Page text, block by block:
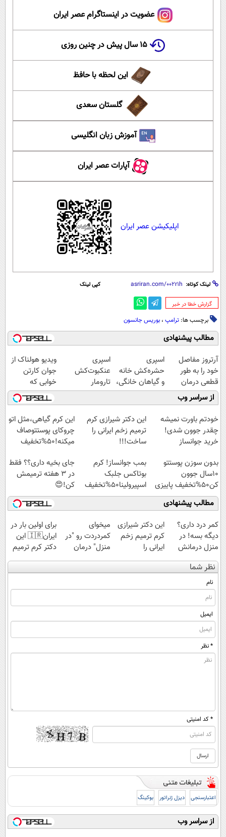
عضویت در اینستاگرام عصر ایران
۱۵ سال پیش در چنین روزی
این لحظه با حافظ
گلستان سعدی
آموزش زبان انگلیسی
آپارات عصر ایران
اپلیکیشن عصر ایران
لینک کوتاه: کپی لینک
‌گزارش خطا در خبر
برچسب ها: ترامپ ، بوریس جانسون
مطالب پیشنهادی
آرتروز مفاصل
خود را به طور
قطعی درمان
کنید!
◗پرسش‌نامه◖
اسپری
حشره‌کش خانه
و گیاهان خانگی،
نابودکننده انواع
حشرات خانگی و
آفات
اسپری
عنکبوت‌‌کش
تارومار
ازبین‌برنده انواع
عنکبوت
ویدیو هولناک از
جوان کارتن
خوابی که
میلیاردر شد.
آموزش رایگان
از سراسر وب
خودتم باورت نمیشه
چقدر جوون شدی!
خرید جوانساز
ویژه
این دکتر شیرازی کرم
ترمیم زخم ایرانی را
ساخت!!!
این کرم گیاهی،مثل اتو
چروکای پوستتوصاف
میکنه!50%تخفیف
بدون سوزن پوستتو
10سال جوون
کن50%تخفیف پاییزی
بمب جوانساز! کرم
بوتاکس جلبک
اسپیرولینا50%تخفیف
جای بخیه داری؟؟ فقط
در 3 هفته ترمیمش
کن!😍
مطالب پیشنهادی
کمر درد داری؟
دیگه بسه! در
منزل درمانش
کن
(◀پرسش‌نامه)
این دکتر شیرازی
کرم ترمیم زخم
ایرانی را
ساخت!!!
میخوای
کمردردت رو "در
منزل" درمان
کنی؟ (◂فیلم +
◂پرسش‌نامه)
برای اولین بار در
ایران🇮🇷 این
دکتر کرم ترمیم
کننده 23 روزه
ساخت!
نظر شما
نام
ایمیل
* نظر
* کد امنیتی
اعتبارسنجی دیزل ژنراتور بوکینگ
از سراسر وب